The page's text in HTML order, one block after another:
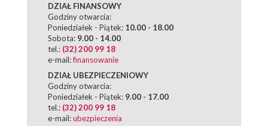
DZIAŁ FINANSOWY
Godziny otwarcia:
Poniedziałek - Piątek: 10.00 - 18.00
Sobota: 9.00 - 14.00
tel.: (32) 200 99 18
e-mail:finansowanie
DZIAŁ UBEZPIECZENIOWY
Godziny otwarcia:
Poniedziałek - Piątek: 9.00 - 17.00
tel.: (32) 200 99 18
e-mail:ubezpieczenia